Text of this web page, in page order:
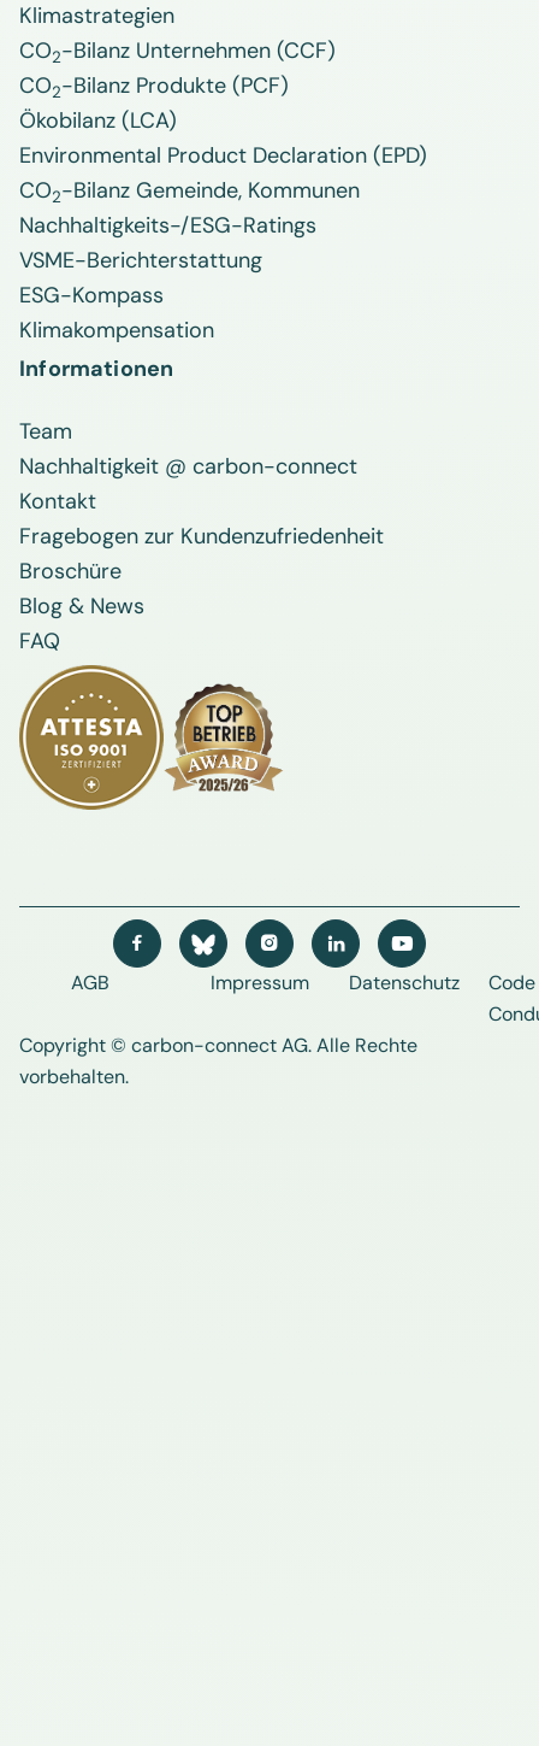
Klimastrategien
CO2-Bilanz Unternehmen (CCF)
CO2-Bilanz Produkte (PCF)
Ökobilanz (LCA)
Environmental Product Declaration (EPD)
CO2-Bilanz Gemeinde, Kommunen
Nachhaltigkeits-/ESG-Ratings
VSME-Berichterstattung
ESG-Kompass
Klimakompensation
Informationen
Team
Nachhaltigkeit @ carbon-connect
Kontakt
Fragebogen zur Kundenzufriedenheit
Broschüre
Blog & News
FAQ
Copyright © carbon-connect AG. Alle Rechte
vorbehalten.
AGB Impressum Datenschutz
   